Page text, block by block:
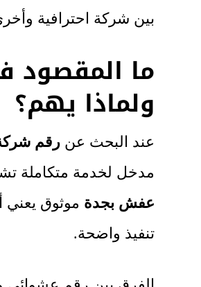
بين شركة احترافية
ما المقصود
ولماذا يهم؟
عند البحث عنرقم
مدخل لخدمة متكاملة
عفش بجدة موثوق
تنفيذ واضحة.